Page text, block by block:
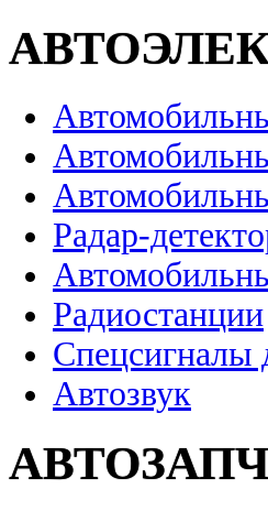
Радар-
Радиостанции
Спецсигналы
Автозвук